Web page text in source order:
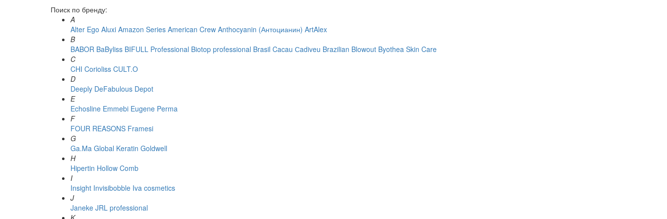
Поиск по бренду:
A
Alter Ego Aluxi Amazon Series American Crew Anthocyanin (Антоцианин) ArtAlex
B
BABOR BaByliss BIFULL Professional Biotop professional Brasil Cacau Сadiveu Brazilian Blowout Byothea Skin Care
C
CHI Corioliss CULT.O
D
Deeply DeFabulous Depot
E
Echosline Emmebi Eugene Perma
F
FOUR REASONS Framesi
G
Ga.Ma Global Keratin Goldwell
H
Hipertin Hollow Comb
I
Insight Invisibobble Iva cosmetics
J
Janeke JRL professional